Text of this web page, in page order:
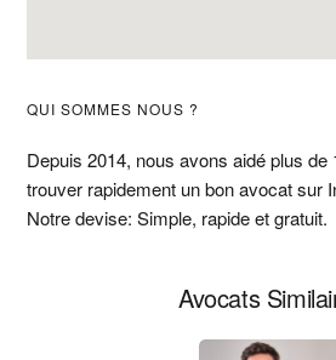
Barre
latérale
principale
QUI SOMMES NOUS ?
Depuis 2014, nous avons aidé plus de
trouver rapidement un bon avocat sur
Notre devise: Simple, rapide et gratuit.
Avocats